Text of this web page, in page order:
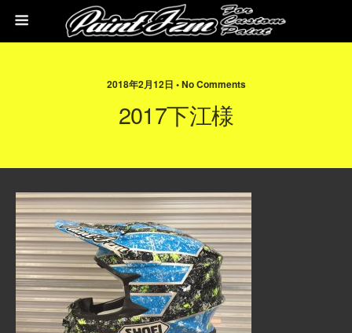
2018年2月12日 • No Comments
2017下江様